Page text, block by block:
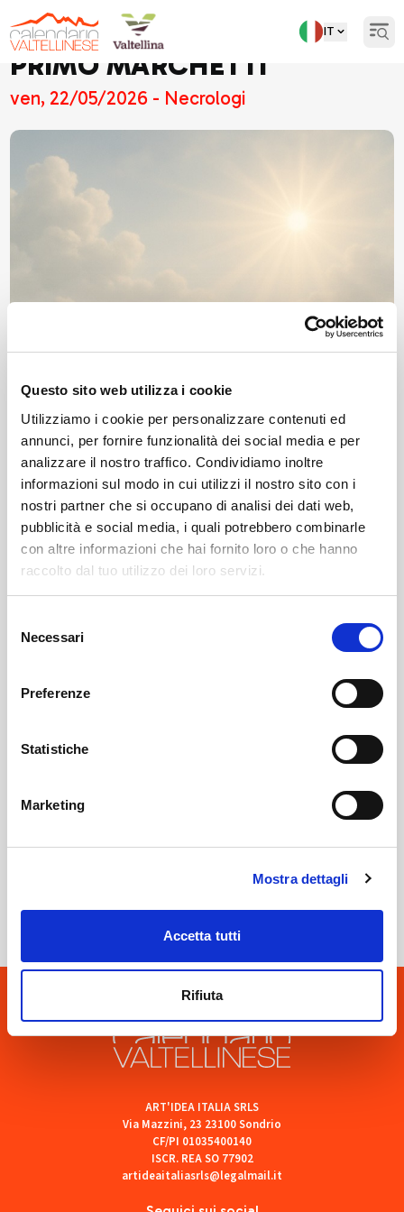
Questo sito web utilizza i cookie
Utilizziamo i cookie per personalizzare contenuti ed
annunci, per fornire funzionalità dei social media e per
analizzare il nostro traffico. Condividiamo inoltre
informazioni sul modo in cui utilizzi il nostro sito con i
nostri partner che si occupano di analisi dei dati web,
pubblicità e social media, i quali potrebbero combinarle
con altre informazioni che hai fornito loro o che hanno
raccolto dal tuo utilizzo dei loro servizi.
delNecessari
Preferenze
Statistiche
Marketing
Mostra dettagli
Accetta tutti
Rifiuta
IT
PRIMO MARCHETTI
ven, 22/05/2026 - Necrologi
Leggi il necrologio qui:
marchetti/
Sondrio Necrologi
SOF Società Onoranze Funebri
ART'IDEA ITALIA SRLS
Via Mazzini, 23 23100 Sondrio
CF/PI 01035400140
ISCR. REA SO 77902
artideaitaliasrls@legalmail.it